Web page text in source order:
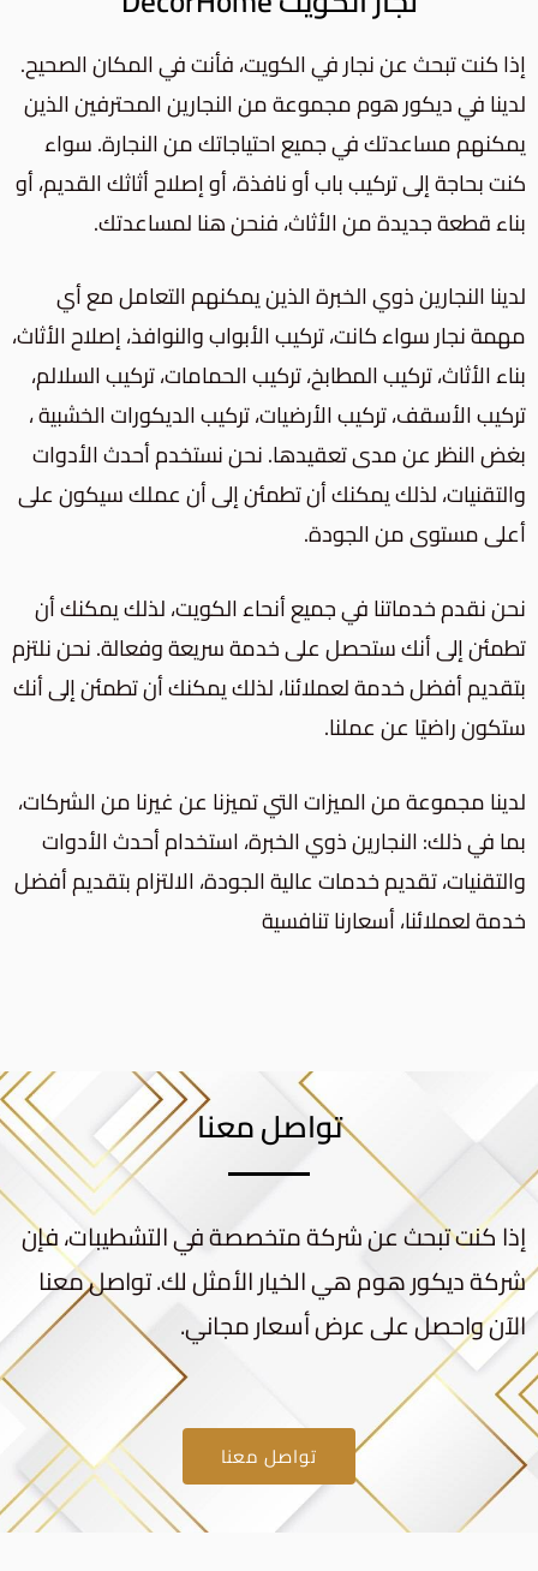
إذا كنت تبحث عن نجار في الكويت، فأنت في المكان الصحيح.
لدينا في ديكور هوم مجموعة من النجارين المحترفين الذين
يمكنهم مساعدتك في جميع احتياجاتك من النجارة. سواء
كنت بحاجة إلى تركيب باب أو نافذة، أو إصلاح أثاثك القديم، أو
بناء قطعة جديدة من الأثاث، فنحن هنا لمساعدتك.
لدينا النجارين ذوي الخبرة الذين يمكنهم التعامل مع أي
مهمة نجار سواء كانت، تركيب الأبواب والنوافذ، إصلاح الأثاث،
بناء الأثاث، تركيب المطابخ، تركيب الحمامات، تركيب السلالم،
تركيب الأسقف، تركيب الأرضيات، تركيب الديكورات الخشبية ،
بغض النظر عن مدى تعقيدها. نحن نستخدم أحدث الأدوات
والتقنيات، لذلك يمكنك أن تطمئن إلى أن عملك سيكون على
أعلى مستوى من الجودة.
نحن نقدم خدماتنا في جميع أنحاء الكويت، لذلك يمكنك أن
تطمئن إلى أنك ستحصل على خدمة سريعة وفعالة. نحن نلتزم
بتقديم أفضل خدمة لعملائنا، لذلك يمكنك أن تطمئن إلى أنك
ستكون راضيًا عن عملنا.
لدينا مجموعة من الميزات التي تميزنا عن غيرنا من الشركات،
بما في ذلك: النجارين ذوي الخبرة، استخدام أحدث الأدوات
والتقنيات، تقديم خدمات عالية الجودة، الالتزام بتقديم أفضل
خدمة لعملائنا، أسعارنا تنافسية
تواصل معنا
إذا كنت تبحث عن شركة متخصصة في التشطيبات، فإن
شركة ديكور هوم هي الخيار الأمثل لك. تواصل معنا
الآن واحصل على عرض أسعار مجاني.
تواصل معنا